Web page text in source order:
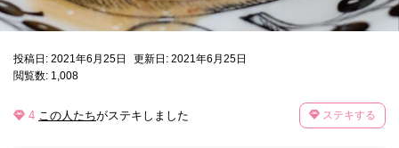
投稿日: 2021年6月25日
更新日: 2021年6月25日
閲覧数: 1,008
4 この人たちがステキしました ステキする